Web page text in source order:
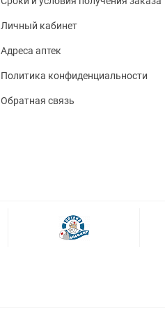
Личный кабинет
Адреса аптек
Политика конфиденциальности
Обратная связь